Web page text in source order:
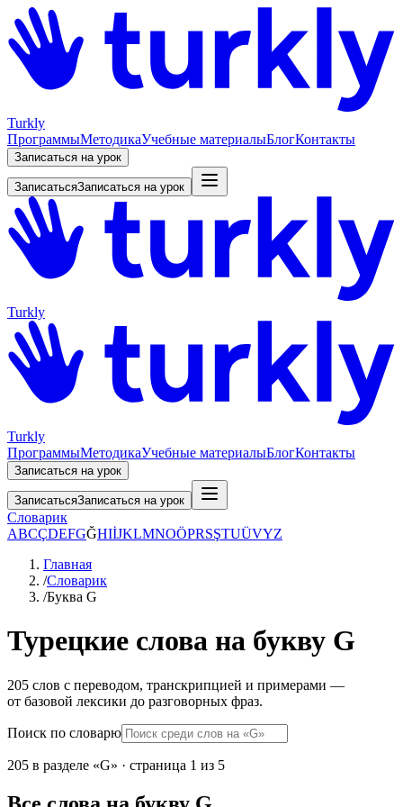
Turkly
ПрограммыМетодикаУчебные материалыБлогКонтакты
Записаться на урок
ЗаписатьсяЗаписаться на урок
Turkly
Turkly
ПрограммыМетодикаУчебные материалыБлогКонтакты
Записаться на урок
ЗаписатьсяЗаписаться на урок
Словарик
ABCÇDEFGĞHIİJKLMNOÖPRSŞTUÜVYZ
Главная
/Словарик
/Буква G
Турецкие слова на букву G
205 слов с переводом, транскрипцией и примерами —
от базовой лексики до разговорных фраз.
Поиск по словарю
205 в разделе «G» · страница 1 из 5